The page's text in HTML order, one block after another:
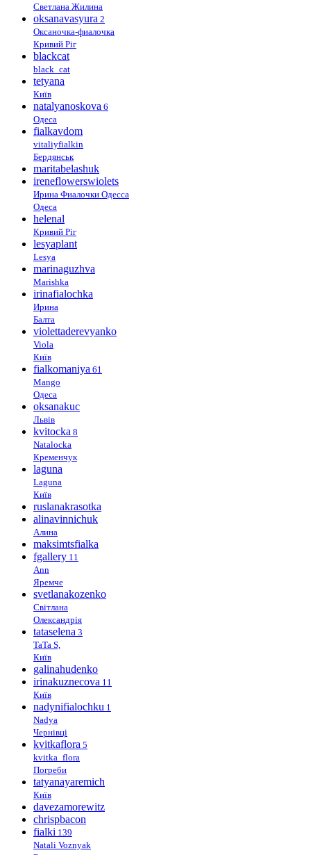
Светлана Жилина
oksanavasyura 2
Оксаночка-фиалочка
Кривий Ріг
blackcat
black_cat
tetyana
Київ
natalyanoskova 6
Одеса
fialkavdom
vitaliyfialkin
Бердянськ
maritabelashuk
ireneflowerswiolets
Ирина Фиалочки Одесса
Одеса
helenal
Кривий Ріг
lesyaplant
Lesya
marinaguzhva
Marishka
irinafialochka
Ирина
Балта
violettaderevyanko
Viola
Київ
fialkomaniya 61
Mango
Одеса
oksanakuc
Львів
kvitocka 8
Natalocka
Кременчук
laguna
Laguna
Київ
ruslanakrasotka
alinavinnichuk
Алина
maksimtsfialka
fgallery 11
Ann
Яремче
svetlanakozenko
Світлана
Олександрія
tataselena 3
TaTa S,
Київ
galinahudenko
irinakuznecova 11
Київ
nadynifialochku 1
Nadya
Чернівці
kvitkaflora 5
kvitka_flora
Погреби
tatyanayaremich
Київ
davezamorewitz
chrispbacon
fialki 139
Natali Voznyak